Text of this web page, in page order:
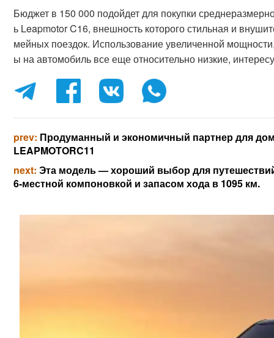
Бюджет в 150 000 подойдет для покупки
ь Leapmotor C16, внешность которого стильная и
мейных поездок. Использование увеличенной
ы на автомобиль все еще относительно низкие,
prev: Продуманный и экономичный партнер для
LEAPMOTORC11
next:Эта модель — хороший выбор для
6-местной компоновкой и запасом хода в 1095 км.